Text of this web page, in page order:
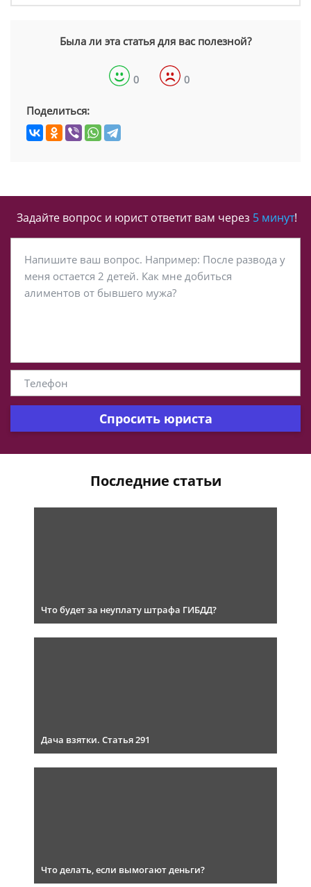
Была ли эта статья для вас полезной?
0 0
Поделиться:
Задайте вопрос и юрист ответит вам через 5 минут!
Спросить юриста
Последние статьи
Что будет за неуплату штрафа ГИБДД?
Дача взятки. Статья 291
Что делать, если вымогают деньги?